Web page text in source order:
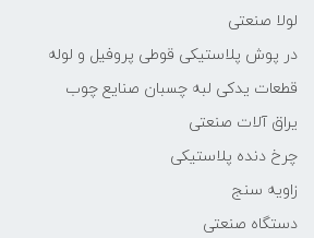
لولا صنعتی
در پوش پلاستیکی قوطی پروفیل و لوله
قطعات یدکی لبه چسبان صنایع چوب
یراق آلات صنعتی
چرخ دنده پلاستیکی
زاویه سنج
دستگاه صنعتی